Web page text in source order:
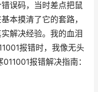
误码，当时差点把鼠
本摸清了它的套路，
解决经验。我的血泪
报错时，我像无头
报错解决指南：